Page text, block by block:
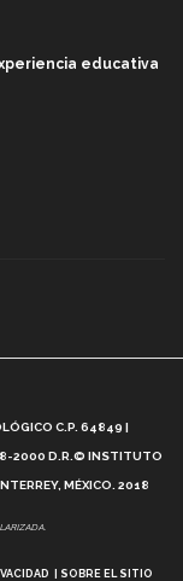
educativa
Tec? (video)
Artificial, Paola
C.P. 64849 |
2000 D.R.© INSTITUTO
MÉXICO. 2018
SOBRE EL SITIO